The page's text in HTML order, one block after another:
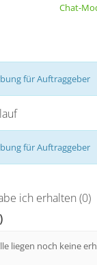
Chat-
für Auftraggeber
für Auftraggeber
ich erhalten (0)
liegen noch keine